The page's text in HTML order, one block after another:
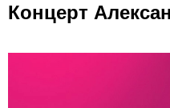
Концерт